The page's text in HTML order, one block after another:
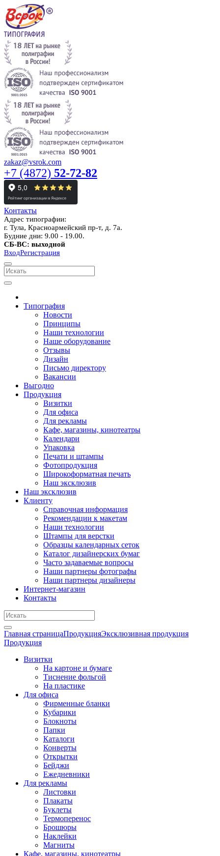
zakaz@vsrok.com
+7 (4872) 52-72-82
Контакты
Адрес типографии:
г. Тула, Красноармейский пр-т, д. 7а.
Будние дни: 9.00 - 19.00.
СБ-ВС: выходной
ВходРегистрация
Типография
Новости
Принципы
Наши технологии
Наше оборудование
Отзывы
Дизайн
Письмо директору
Вакансии
Выгодно
Продукция
Визитки
Для офиса
Для рекламы
Кафе, магазины, кинотеатры
Календари
Упаковка
Печати и штампы
Фотопродукция
Широкоформатная печать
Наш эксклюзив
Наш эксклюзив
Клиенту
Справочная информация
Рекомендации к макетам
Наши технологии
Штампы для верстки
Образцы календарных сеток
Каталог дизайнерских бумаг
Часто задаваемые вопросы
Наши партнеры фотографы
Наши партнеры дизайнеры
Интернет-магазин
Контакты
Главная страницаПродукцияЭксклюзивная продукция
Продукция
Визитки
На картоне и бумаге
Тиснение фольгой
На пластике
Для офиса
Фирменные бланки
Кубарики
Блокноты
Папки
Каталоги
Конверты
Открытки
Бейджи
Ежедневники
Для рекламы
Листовки
Плакаты
Буклеты
Термоперенос
Брошюры
Наклейки
Магниты
Кафе, магазины, кинотеатры